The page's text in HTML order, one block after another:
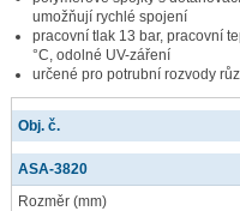
umožňují rychlé spojení
pracovní tlak 13 bar, pracovní
°C, odolné UV-záření
určené pro potrubní rozvody
Obj. č.
ASA-3820
Rozměr (mm)